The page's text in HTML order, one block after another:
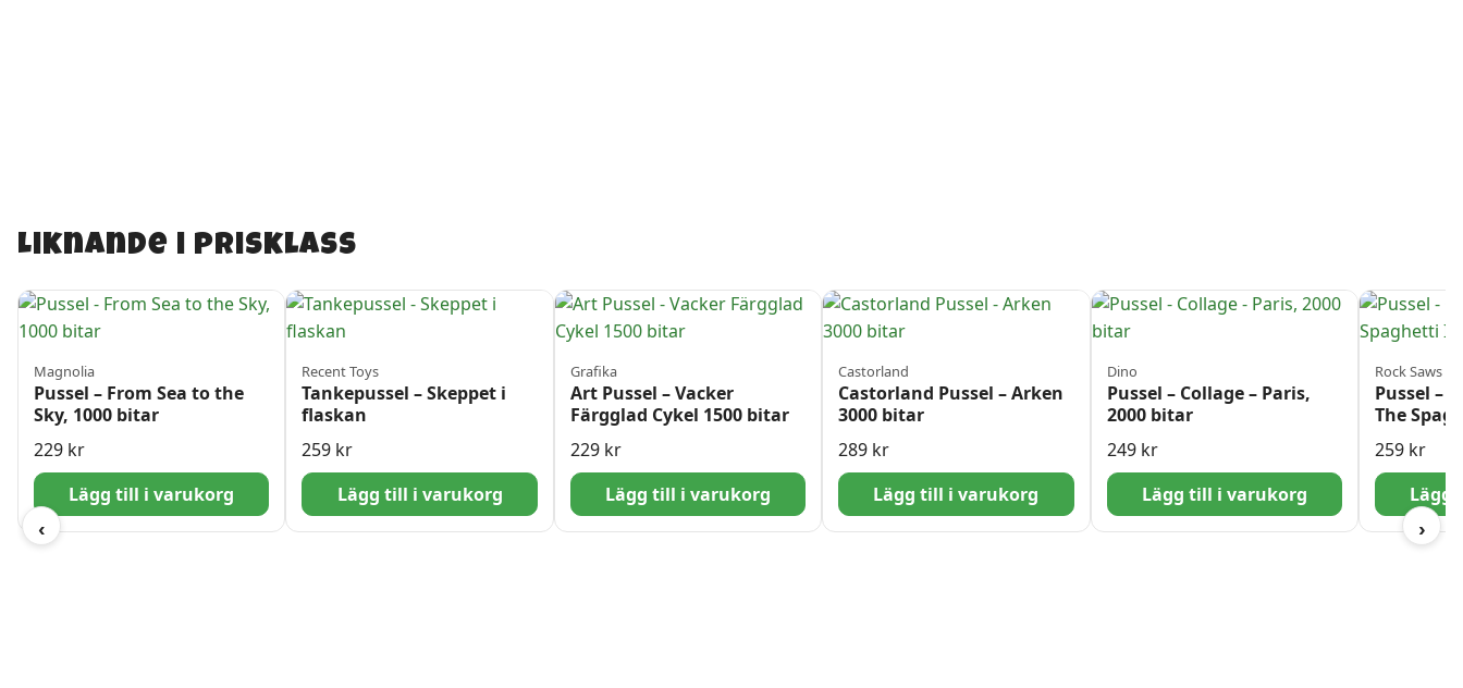
Liknande i prisklass
‹
Magnolia
Pussel – From Sea to the
Sky, 1000 bitar
229 kr
Lägg till i varukorg
Recent Toys
Tankepussel – Skeppet i
flaskan
259 kr
Lägg till i varukorg
Grafika
Art Pussel – Vacker
Färgglad Cykel 1500 bitar
229 kr
Lägg till i varukorg
Castorland
Castorland Pussel – Arken
3000 bitar
289 kr
Lägg till i varukorg
Dino
Pussel – Collage – Paris,
2000 bitar
249 kr
Lägg till i varukorg
Rock Saws
Pussel –
The
259 kr
Lägg
›